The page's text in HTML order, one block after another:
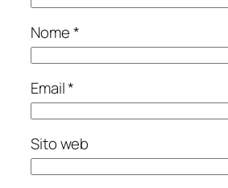
Nome*
Email*
Sito web